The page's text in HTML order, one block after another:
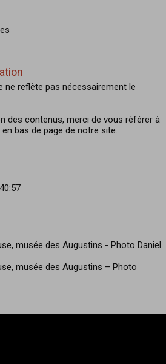
ne reflète pas nécessairement le
des contenus, merci de vous référer à
bas de page de notre site.
musée des Augustins - Photo Daniel
musée des Augustins – Photo